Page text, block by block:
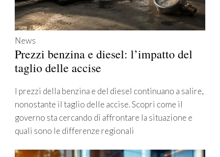
News
Prezzi benzina e diesel: l’impatto del
taglio delle accise
I prezzi della benzina e del diesel continuano a salire,
nonostante il taglio delle accise. Scopri come il
governo sta cercando di affrontare la situazione e
quali sono le differenze regionali